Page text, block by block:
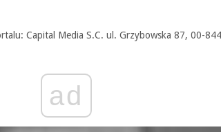
Capital Media S.C. ul. Grzybowska 87, 00-844
ad